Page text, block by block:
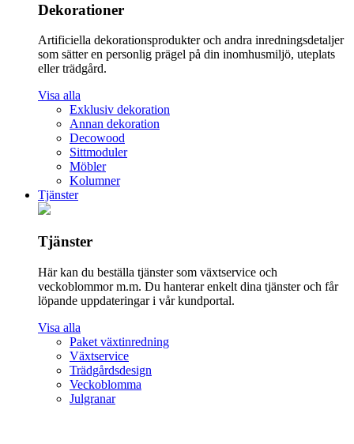
Dekorationer
Artificiella dekorationsprodukter och andra inredningsdetaljer
som sätter en personlig prägel på din inomhusmiljö, uteplats
eller trädgård.
Visa alla
Exklusiv dekoration
Annan dekoration
Decowood
Sittmoduler
Möbler
Kolumner
Tjänster
Tjänster
Här kan du beställa tjänster som växtservice och
veckoblommor m.m. Du hanterar enkelt dina tjänster och får
löpande uppdateringar i vår kundportal.
Visa alla
Paket växtinredning
Växtservice
Trädgårdsdesign
Veckoblomma
Julgranar